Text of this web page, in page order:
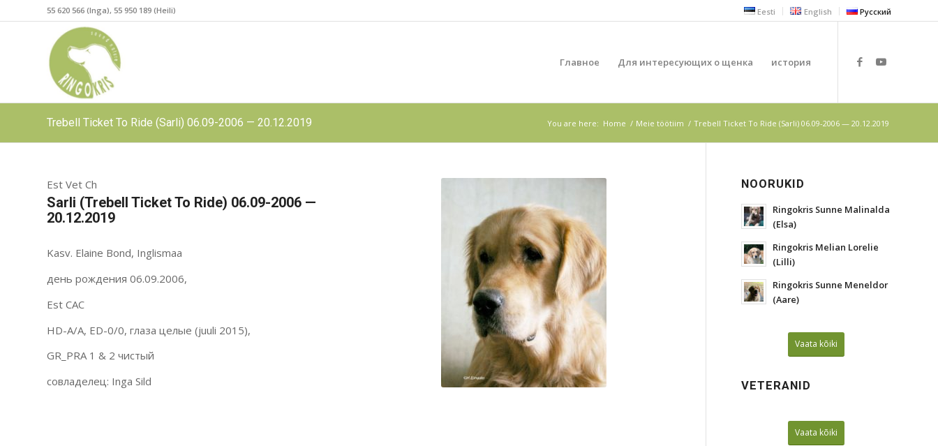
Eesti English Русский
55 620 566 (Inga), 55 950 189 (Heili)
Главное Для интересующих о щенка история
Trebell Ticket To Ride (Sarli) 06.09-2006 — 20.12.2019 You are here: Home / Meie töötiim / Trebell Ticket To Ride (Sarli) 06.09-2006 — 20.12.2019
Est Vet Ch
Sarli (Trebell Ticket To Ride) 06.09-2006 —
20.12.2019
Kasv. Elaine Bond, Inglismaa
день рождения 06.09.2006,
Est CAC
HD-A/A, ED-0/0, глаза целые (juuli 2015),
GR_PRA 1 & 2 чистый
совладелец: Inga Sild
NOORUKID
Ringokris Sunne Malinalda
(Elsa)
Ringokris Melian Lorelie
(Lilli)
Ringokris Sunne Meneldor
(Aare)
Vaata kõiki
VETERANID
Vaata kõiki